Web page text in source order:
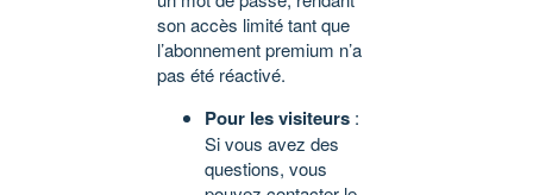
son accès limité tant que
l’abonnement premium n’a
pas été réactivé.
Pour les visiteurs :
Si vous avez des
questions, vous